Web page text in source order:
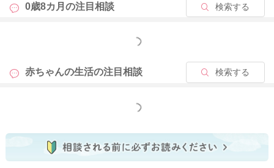
0歳8カ月の注目相談 検索する
もっと見る
赤ちゃんの生活の注目相談 検索する
もっと見る